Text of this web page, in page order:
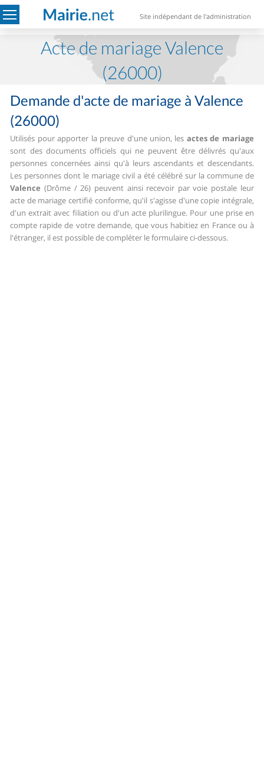
Site indépendant de l'administration
Acte de mariage Valence
(26000)
Demande d'acte de mariage à Valence
(26000)
Utilisés pour apporter la preuve d'une union, les actes de mariage
sont des documents officiels qui ne peuvent être délivrés qu'aux
personnes concernées ainsi qu'à leurs ascendants et descendants.
Les personnes dont le mariage civil a été célébré sur la commune de
Valence (Drôme / 26) peuvent ainsi recevoir par voie postale leur
acte de mariage certifié conforme, qu'il s'agisse d'une copie intégrale,
d'un extrait avec filiation ou d'un acte plurilingue. Pour une prise en
compte rapide de votre demande, que vous habitiez en France ou à
l'étranger, il est possible de compléter le formulaire ci-dessous.